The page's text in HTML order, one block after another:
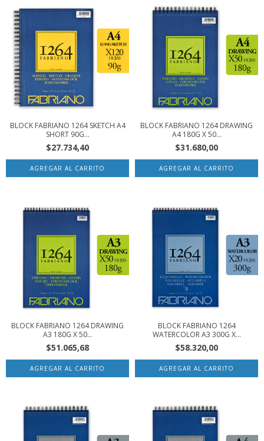
BLOCK FABRIANO 1264 SKETCH A4
SHORT 90G...
$27.734,40
BLOCK FABRIANO 1264 DRAWING
A4 180G X 50...
$31.680,00
BLOCK FABRIANO 1264 DRAWING
A3 180G X 50...
$51.065,68
BLOCK FABRIANO 1264
WATERCOLOR A3 300G X...
$58.320,00